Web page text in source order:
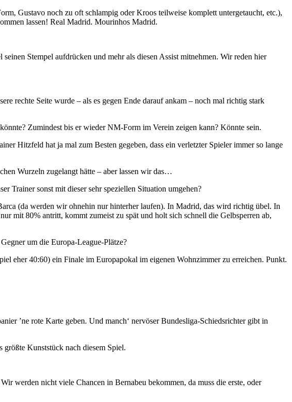
Gustavo noch zu oft schlampig oder Kroos teilweise komplett untergetaucht, etc.),
lassen! Real Madrid. Mourinhos Madrid.
Stempel aufdrücken und mehr als diesen Assist mitnehmen. Wir reden hier
rechte Seite wurde – als es gegen Ende darauf ankam – noch mal richtig stark
Zumindest bis er wieder NM-Form im Verein zeigen kann? Könnte sein.
Hitzfeld hat ja mal zum Besten gegeben, dass ein verletzter Spieler immer so lange
Wurzeln zugelangt hätte – aber lassen wir das…
Trainer sonst mit dieser sehr speziellen Situation umgehen?
(da werden wir ohnehin nur hinterher laufen). In Madrid, das wird richtig übel. In
mit 80% antritt, kommt zumeist zu spät und holt sich schnell die Gelbsperren ab,
um die Europa-League-Plätze?
eher 40:60) ein Finale im Europapokal im eigenen Wohnzimmer zu erreichen. Punkt.
’ne rote Karte geben. Und manch‘ nervöser Bundesliga-Schiedsrichter gibt in
Kunststück nach diesem Spiel.
werden nicht viele Chancen in Bernabeu bekommen, da muss die erste, oder